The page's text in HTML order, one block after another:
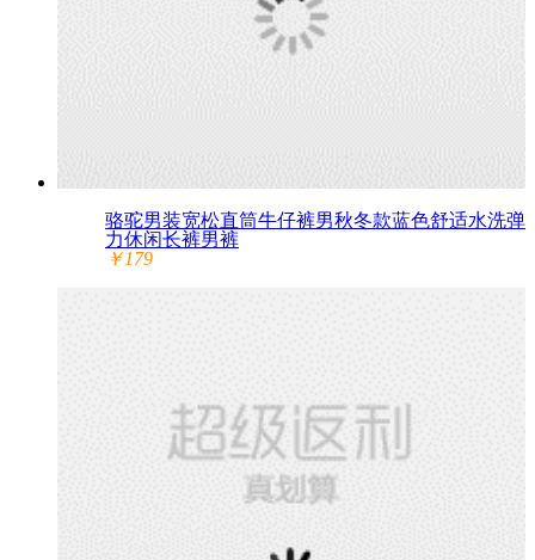
骆驼男装宽松直筒牛仔裤男秋冬款蓝色舒适水洗弹
力休闲长裤男裤
￥179